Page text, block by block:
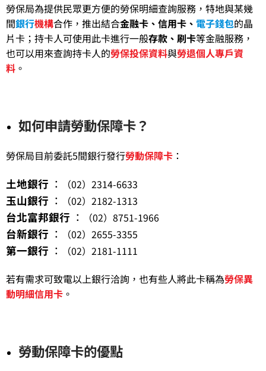
勞保局為提供民眾更方便的勞保明細查詢服務，特地與某幾
間銀行機構合作，推出結合金融卡、信用卡、 電子錢包的晶
片卡；持卡人可使用此卡進行一般存款、刷卡等金融服務，
也可以用來查詢持卡人的勞保投保資料與勞退個人專戶資
料 。
如何申請勞動保障卡？
勞保局目前委託5間銀行發行勞動保障卡 ：
土地銀行 ： （02）2314-6633
玉山銀行 ： （02）2182-1313
台北富邦銀行 ： （02）8751-1966
台新銀行 ： （02）2655-3355
第一銀行 ： （02）2181-1111
若有需求可致電以上銀行洽詢，也有些人將此卡稱為勞保異
動明細信用卡 。
勞動保障卡的優點